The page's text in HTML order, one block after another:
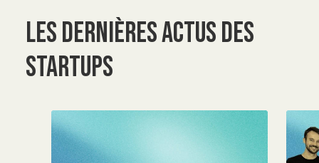
LES DERNIÈRES ACTUS DES
STARTUPS